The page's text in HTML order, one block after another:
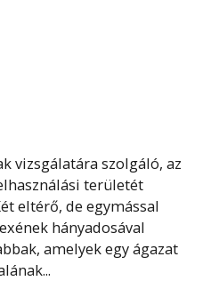
vizsgálatára szolgáló, az
területét
eltérő, de egymással
hányadosával
amelyek egy ágazat